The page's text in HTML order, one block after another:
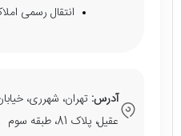
انتقال رسمی
آدرس:
عقیل، پلاک 81، طبقه سوم